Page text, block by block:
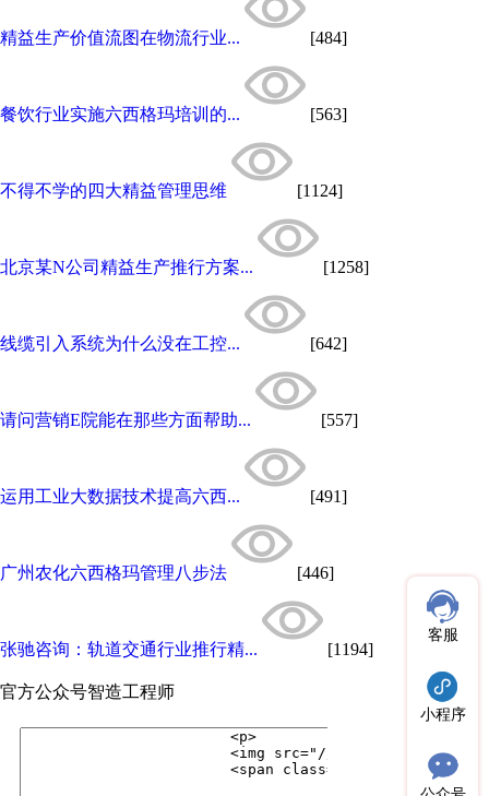
精益生产价值流图在物流行业... [484]
餐饮行业实施六西格玛培训的... [563]
不得不学的四大精益管理思维 [1124]
北京某N公司精益生产推行方案... [1258]
线缆引入系统为什么没在工控... [642]
请问营销E院能在那些方面帮助... [557]
运用工业大数据技术提高六西... [491]
广州农化六西格玛管理八步法 [446]
张驰咨询：轨道交通行业推行精... [1194]
官方公众号智造工程师
客服
小程序